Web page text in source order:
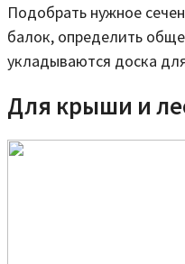
Подобрать нужное
балок, определить
укладываются доска
Для крыши и